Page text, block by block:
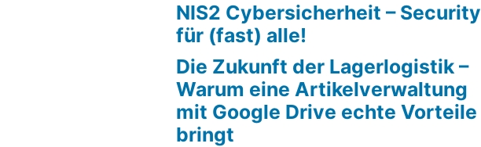
NIS2 Cybersicherheit – Security
für (fast) alle!
Die Zukunft der Lagerlogistik –
Warum eine Artikelverwaltung
mit Google Drive echte Vorteile
bringt